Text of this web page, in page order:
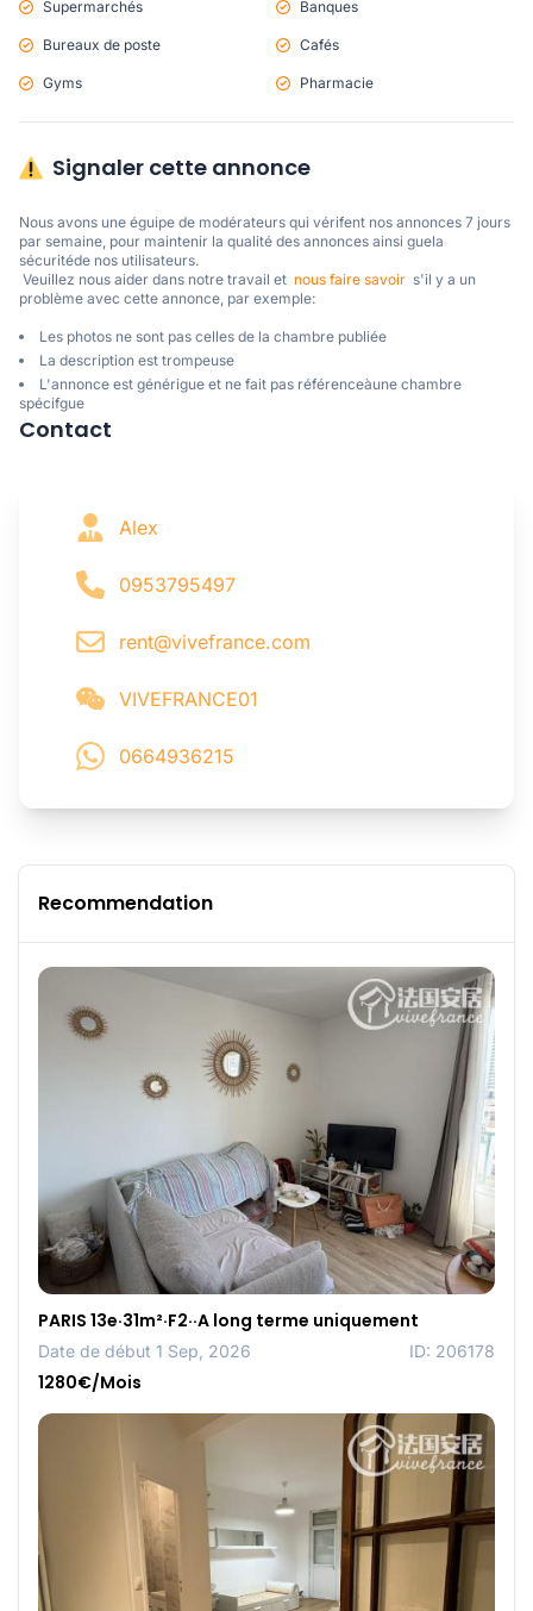
Supermarchés Banques
Bureaux de poste Cafés
Gyms Pharmacie
Signaler cette annonce
Nous avons une éguipe de modérateurs qui vérifent nos annonces 7 jours
par semaine, pour maintenir la qualité des annonces ainsi guela
sécuritéde nos utilisateurs.
Veuillez nous aider dans notre travail et nous faire savoir
  s'il y a un
problème avec cette annonce, par exemple:
Les photos ne sont pas celles de la chambre publiée
La description est trompeuse
L'annonce est générigue et ne fait pas référenceàune chambre
spécifgue
Contact
Alex
0953795497
rent@vivefrance.com
VIVEFRANCE01
0664936215
Recommendation
PARIS 13e·31m²·F2··A long terme uniquement
Date de début 1 Sep, 2026 ID: 206178
1280€/Mois